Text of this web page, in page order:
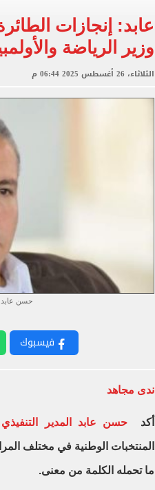
تعرف على آخر موعد
متى تنتهى تظلمات الثانوية العامة 2026.. والفترة
بيزيرا يتمسك بالرحيل عن
عابد: إنجازات
وزير الرياضة
الثلاثاء، 26 أغسطس 2025 06:44 م
حسن عابد
فيسبوك
ندى مجاهد
أكد حسن عابد المدير
المنتخبات الوطنية في مختلف
ما تحمله الكلمة من معنى.